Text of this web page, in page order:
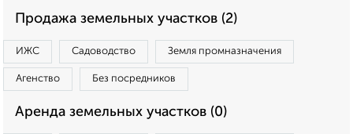
Продажа земельных участков (2)
ИЖС Садоводство Земля промназначения
Агенство Без посредников
Аренда земельных участков (0)